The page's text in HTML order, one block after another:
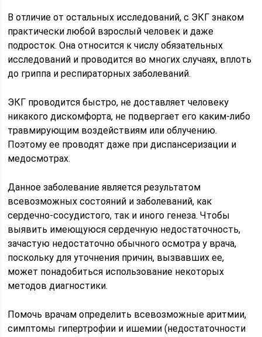
В отличие от остальных исследований, с ЭКГ знаком
практически любой взрослый человек и даже
подросток. Она относится к числу обязательных
исследований и проводится во многих случаях, вплоть
до гриппа и респираторных заболеваний.
ЭКГ проводится быстро, не доставляет человеку
никакого дискомфорта, не подвергает его каким-либо
травмирующим воздействиям или облучению.
Поэтому ее проводят даже при диспансеризации и
медосмотрах.
Данное заболевание является результатом
всевозможных состояний и заболеваний, как
сердечно-сосудистого, так и иного генеза. Чтобы
выявить имеющуюся сердечную недостаточность,
зачастую недостаточно обычного осмотра у врача,
поскольку для уточнения причин, вызвавших ее,
может понадобиться использование некоторых
методов диагностики.
Помочь врачам определить всевозможные аритмии,
симптомы гипертрофии и ишемии (недостаточности